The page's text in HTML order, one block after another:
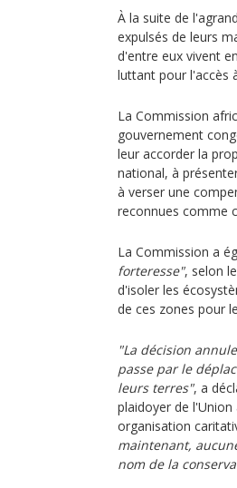
À la suite de
expulsés de leurs
d'entre eux vivent
luttant pour l'accès
La Commission
gouvernement
leur accorder la
national, à
à verser une
reconnues comme
La Commission a
forteresse", selon
d'isoler les
de ces zones pour
"La décision
passe par le
leurs terres", a
plaidoyer de
organisation
maintenant,
nom de la